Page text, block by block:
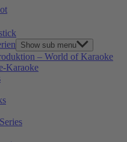
Show sub menu
– World of Karaoke
Karaoke